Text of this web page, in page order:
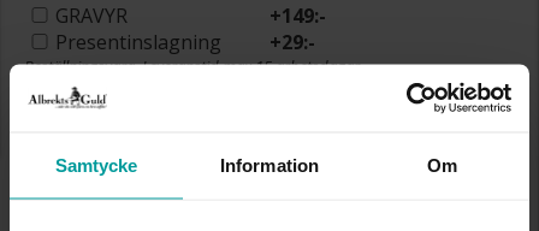
Samtycke Information Om
GRAVYR +149:-
Presentinslagning
+29:-
Beställningsvara. Leveranstid max 15 arbetsdagar.
Se köpvillkor för beställningsvaror.
✅ Alltid grymma deals.